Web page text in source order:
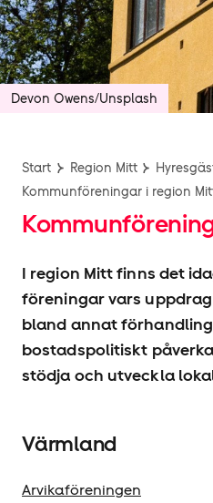
Devon Owens/Unsplash
Start Region Mitt
Kommunföreningar i region
I region Mitt finns det
föreningar vars
bland annat
bostadspolitiskt
stödja och utveckla
Värmland
Arvikaföreningen